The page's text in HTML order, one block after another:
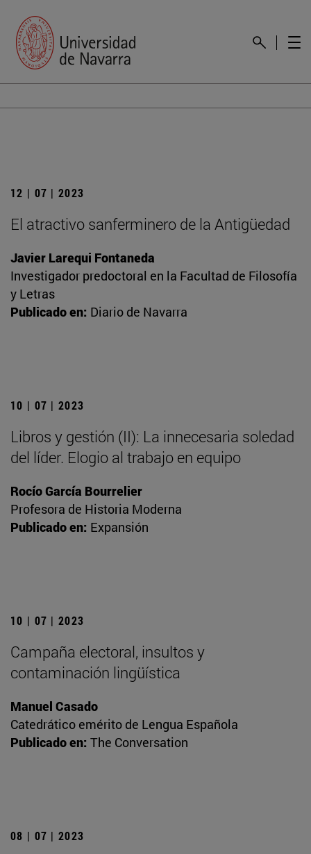
12 | 07 | 2023
El atractivo sanferminero de la Antigüedad
Javier Larequi Fontaneda
Investigador predoctoral en la Facultad de Filosofía
y Letras
Publicado en: Diario de Navarra
10 | 07 | 2023
Libros y gestión (II): La innecesaria soledad
del líder. Elogio al trabajo en equipo
Rocío García Bourrelier
Profesora de Historia Moderna
Publicado en: Expansión
10 | 07 | 2023
Campaña electoral, insultos y
contaminación lingüística
Manuel Casado
Catedrático emérito de Lengua Española
Publicado en: The Conversation
08 | 07 | 2023